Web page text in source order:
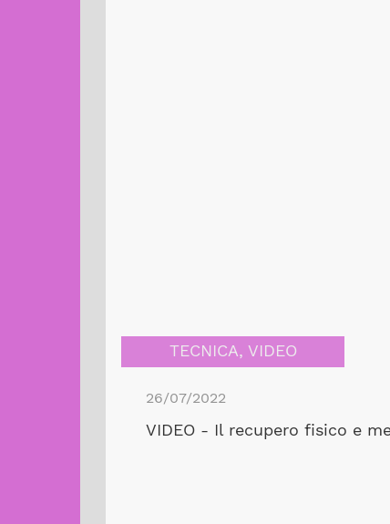
TECNICA, VIDEO
26/07/2022
VIDEO - Il recupero fisico e